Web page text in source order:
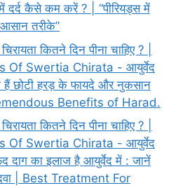
दर्द कैसे कम करें ? | “पीरियड्स में
तरीके”
कितने दिन पीना चाहिए ? |
Of Swertia Chirata - आयुर्वेद
हैं छोटी हरड़ के फायदे और नुकसान
Benefits of Harad.
कितने दिन पीना चाहिए ? |
Of Swertia Chirata - आयुर्वेद
दाग का इलाज है आयुर्वेद में : जानें
| Best Treatment For